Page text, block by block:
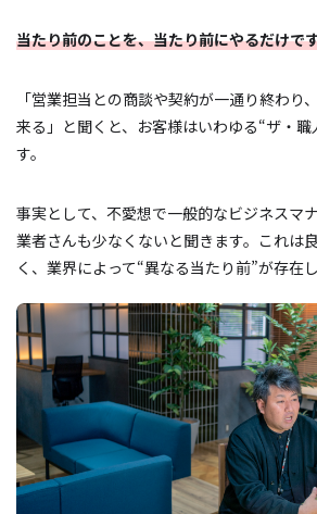
当たり前のことを、当たり前にやるだけで
「営業担当との商談や契約が一通り終わり
来る」と聞くと、お客様はいわゆる“ザ・
す。
事実として、不愛想で一般的なビジネスマ
業者さんも少なくないと聞きます。これは
く、業界によって“異なる当たり前”が存在